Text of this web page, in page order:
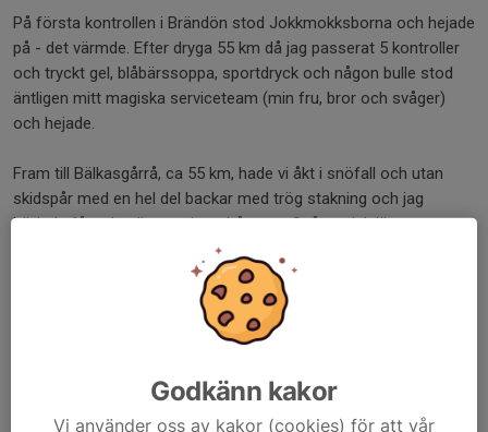
På första kontrollen i Brändön stod Jokkmokksborna och hejade
på - det värmde. Efter dryga 55 km då jag passerat 5 kontroller
och tryckt gel, blåbärssoppa, sportdryck och någon bulle stod
äntligen mitt magiska serviceteam (min fru, bror och svåger)
och hejade.
Fram till Bälkasgårrå, ca 55 km, hade vi åkt i snöfall och utan
skidspår med en hel del backar med trög stakning och jag
började få ordentligt ont i armbågarna. Spåret gick längs
vägspår, genom underbar skog och den imponerande sjön
Purkijaur. Det fanns alltid en rygg och någon skön människa att
prata med när orken fanns där. Väl i Granudden ca 70 km hade
de preparerat den snöiga ytan, vilket blev en skön upplevelse, nu
fick fötterna vila lite i ett riktigt skidspår.
Min ambition var att hålla ett tempo som skulle bära mig till
målet på omkring 18–20 timmar. Vid Bälkasgårrå insåg jag att
Godkänn kakor
Vi använder oss av kakor (cookies) för att vår